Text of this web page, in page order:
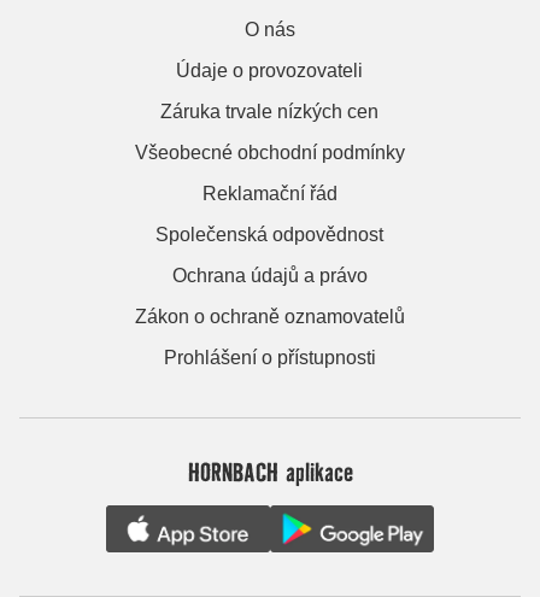
O nás
Údaje o provozovateli
Záruka trvale nízkých cen
Všeobecné obchodní podmínky
Reklamační řád
Společenská odpovědnost
Ochrana údajů a právo
Zákon o ochraně oznamovatelů
Prohlášení o přístupnosti
HORNBACH aplikace